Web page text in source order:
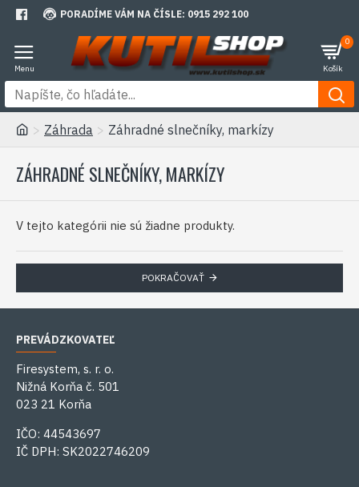
PORADÍME VÁM NA ČÍSLE: 0915 292 100
0
Záhrada Záhradné slnečníky, markízy
ZÁHRADNÉ SLNEČNÍKY, MARKÍZY
V tejto kategórii nie sú žiadne produkty.
POKRAČOVAŤ
PREVÁDZKOVATEĽ
Firesystem, s. r. o.
Nižná Korňa č. 501
023 21 Korňa
IČO: 44543697
IČ DPH: SK2022746209